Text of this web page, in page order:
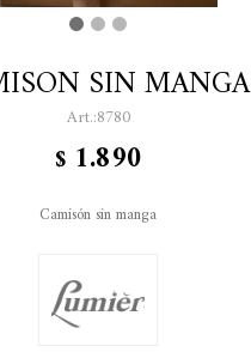
SIN MANGA
8780
$ 1.890
Camisón sin manga